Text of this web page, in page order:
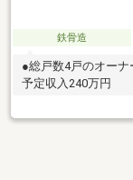
鉄骨造
●総戸数4戸のオー
予定収入240万円